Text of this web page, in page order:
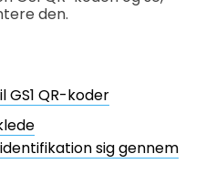
den.
QR-koder
sig gennem